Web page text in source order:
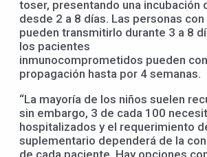
toser, presentando una incubación
desde 2 a 8 días. Las personas con
pueden transmitirlo durante 3 a 8
los pacientes
inmunocomprometidos pueden
propagación hasta por 4 semanas.
“La mayoría de los niños suelen
sin embargo, 3 de cada 100
hospitalizados y el requerimiento
suplementario dependerá de la
de cada paciente.,Hay opciones